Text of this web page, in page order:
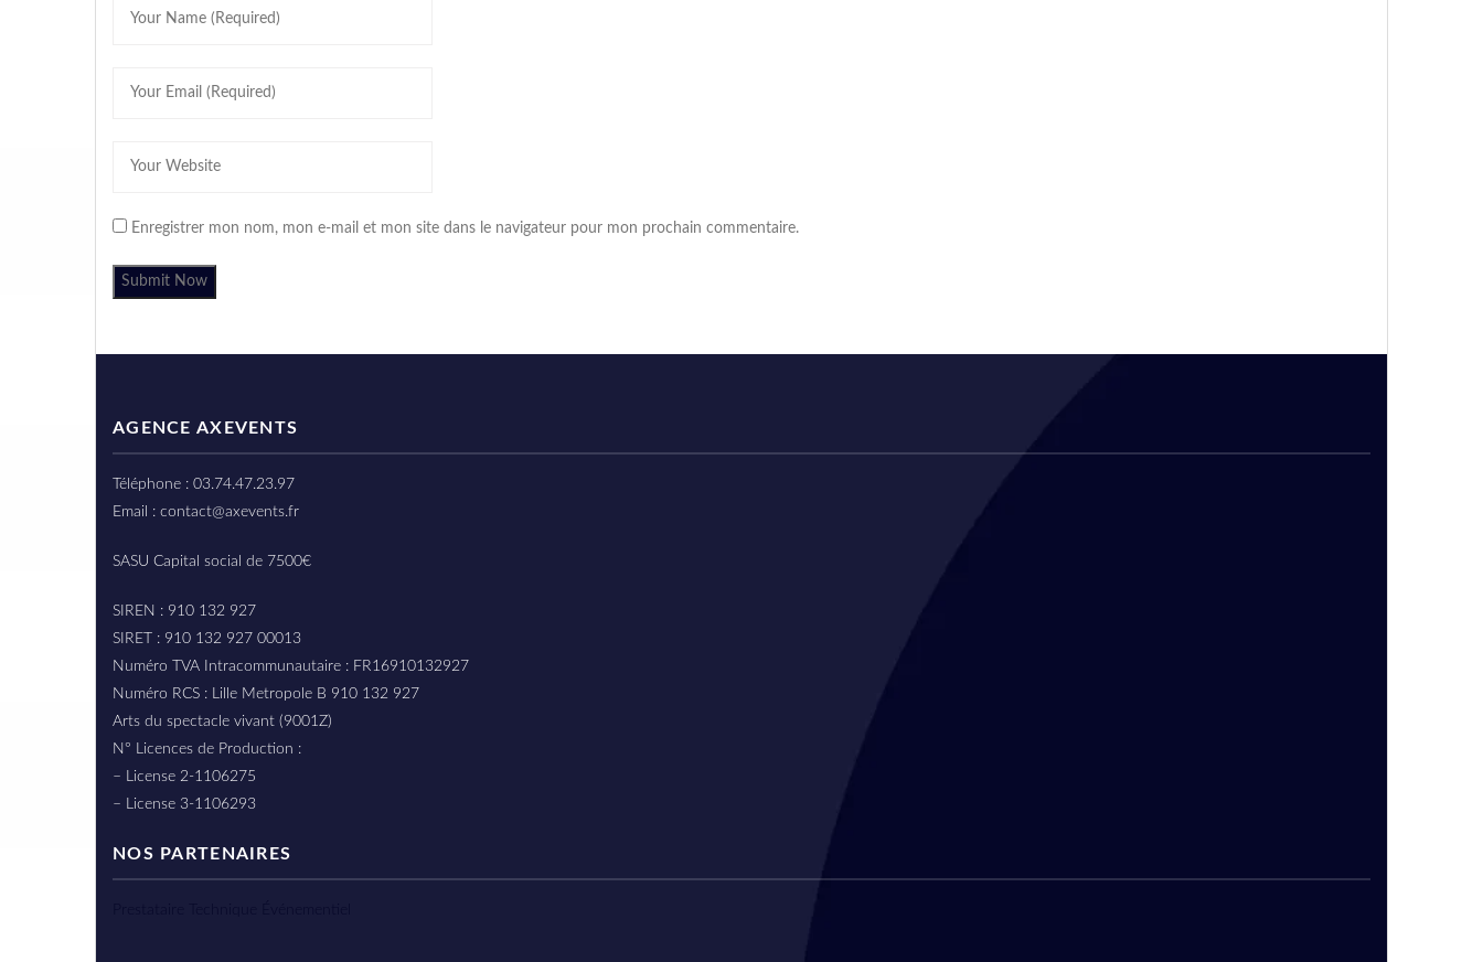
Enregistrer mon nom, mon e-mail et mon site dans le navigateur pour mon prochain commentaire.
AGENCE AXEVENTS
Téléphone : 03.74.47.23.97
Email : contact@axevents.fr
SASU Capital social de 7500€
SIREN : 910 132 927
SIRET : 910 132 927 00013
Numéro TVA Intracommunautaire : FR16910132927
Numéro RCS : Lille Metropole B 910 132 927
Arts du spectacle vivant (9001Z)
N° Licences de Production :
– License 2-1106275
– License 3-1106293
NOS PARTENAIRES